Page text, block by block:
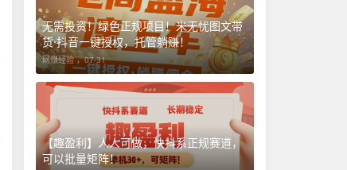
无需投资！绿色正规项目！米无忧图文带
货·抖音一键授权，托管躺赚！
网赚经验 ，07-31
【趣盈利】人人可做，快抖系正规赛道，
可以批量矩阵！